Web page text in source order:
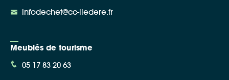
infodechet@cc-iledere.fr
Meublés de tourisme
05 17 83 20 63